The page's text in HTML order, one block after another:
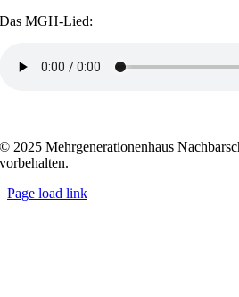
Das MGH-Lied:
© 2025 Mehrgenerationenhaus
vorbehalten.
Page load link